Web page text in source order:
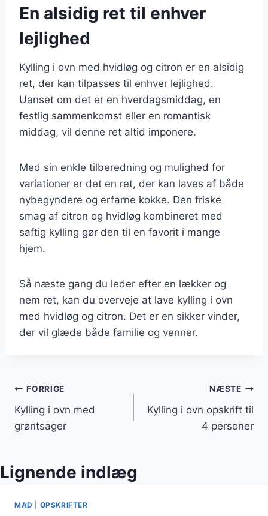
En alsidig ret til enhver
lejlighed
Kylling i ovn med hvidløg og citron er en alsidig
ret, der kan tilpasses til enhver lejlighed.
Uanset om det er en hverdagsmiddag, en
festlig sammenkomst eller en romantisk
middag, vil denne ret altid imponere.
Med sin enkle tilberedning og mulighed for
variationer er det en ret, der kan laves af både
nybegyndere og erfarne kokke. Den friske
smag af citron og hvidløg kombineret med
saftig kylling gør den til en favorit i mange
hjem.
Så næste gang du leder efter en lækker og
nem ret, kan du overveje at lave kylling i ovn
med hvidløg og citron. Det er en sikker vinder,
der vil glæde både familie og venner.
Indlægsnavigation
FORRIGE
Kylling i ovn med
grøntsager
NÆSTE
Kylling i ovn opskrift til
4 personer
Lignende indlæg
MAD OPSKRIFTER